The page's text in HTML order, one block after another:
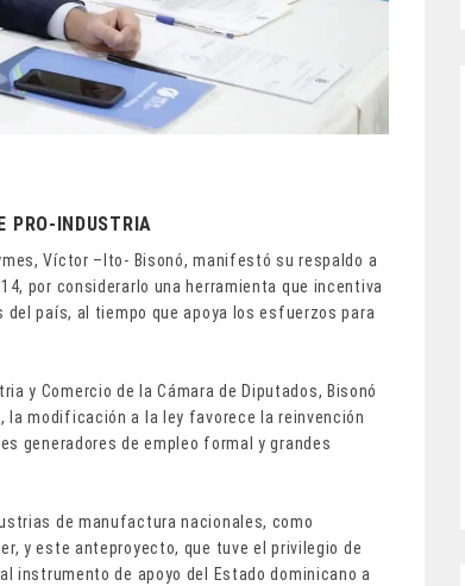
PRO-INDUSTRIA
Víctor –Ito- Bisonó, manifestó su respaldo a
por considerarlo una herramienta que incentiva
país, al tiempo que apoya los esfuerzos para
y Comercio de la Cámara de Diputados, Bisonó
modificación a la ley favorece la reinvención
generadores de empleo formal y grandes
de manufactura nacionales, como
y este anteproyecto, que tuve el privilegio de
instrumento de apoyo del Estado dominicano a